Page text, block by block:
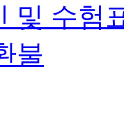
및 수험
불